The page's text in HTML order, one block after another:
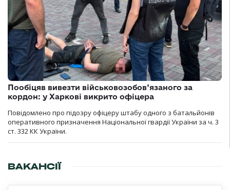
Пообіцяв вивезти військовозобов’язаного за
кордон: у Харкові викрито офіцера
Повідомлено про підозру офіцеру штабу одного з батальйонів
оперативного призначення Національної гвардії України за ч. 3
ст. 332 КК України.
ВАКАНСІЇ